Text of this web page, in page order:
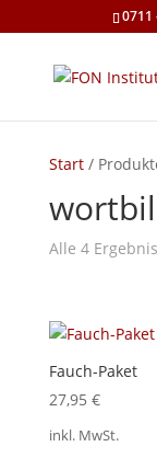
0711
Start/
Alle 4
Fauch-Paket
27,95 €
inkl. MwSt.